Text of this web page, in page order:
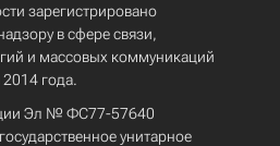
зарегистрировано
в сфере связи,
и массовых коммуникаций
года.
Эл № ФС77-57640
унитарное